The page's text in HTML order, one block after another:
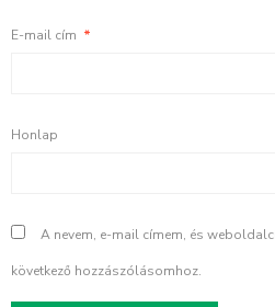
E-mail cím *
Honlap
A nevem, e-mail címem, és
következő hozzászólásomhoz.